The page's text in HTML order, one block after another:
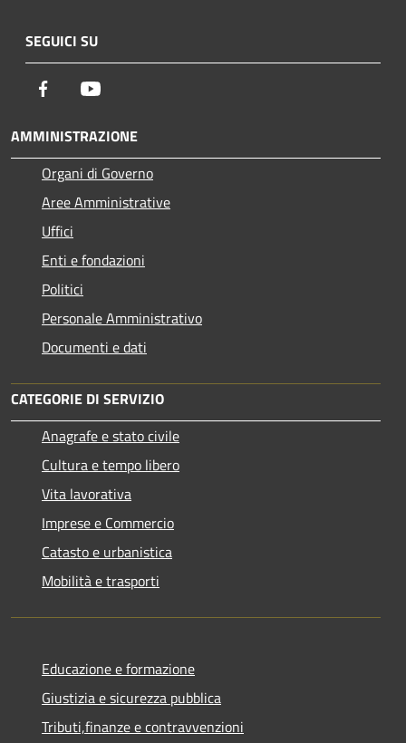
SEGUICI SU
Facebook
AMMINISTRAZIONE
Organi di Governo
Aree Amministrative
Uffici
Enti e fondazioni
Politici
Personale Amministrativo
Documenti e dati
CATEGORIE DI SERVIZIO
Anagrafe e stato civile
Cultura e tempo libero
Vita lavorativa
Imprese e Commercio
Catasto e urbanistica
Mobilità e trasporti
Educazione e formazione
Giustizia e sicurezza pubblica
Tributi,finanze e contravvenzioni